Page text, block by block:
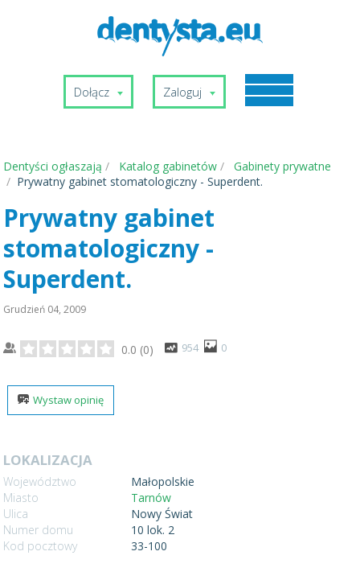
Dołącz Zaloguj
Dentyści ogłaszają Katalog gabinetów
Gabinety prywatne
Prywatny gabinet stomatologiczny - Superdent.
Prywatny gabinet
stomatologiczny -
Superdent.
Grudzień 04, 2009
0.0 (0) 954 0
Wystaw opinię
LOKALIZACJA
Województwo
Małopolskie
Miasto
Tarnów
Ulica
Nowy Świat
Numer domu
10 lok. 2
Kod pocztowy
33-100